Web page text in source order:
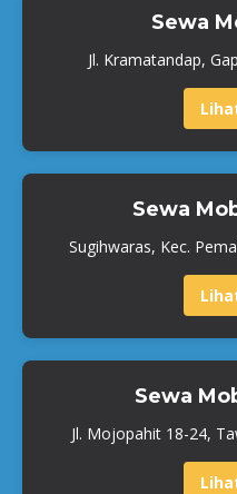
Sewa
Jl. Kramatandap,
Sewa
Sugihwaras, Kec.
Sewa
Jl. Mojopahit 18-24,